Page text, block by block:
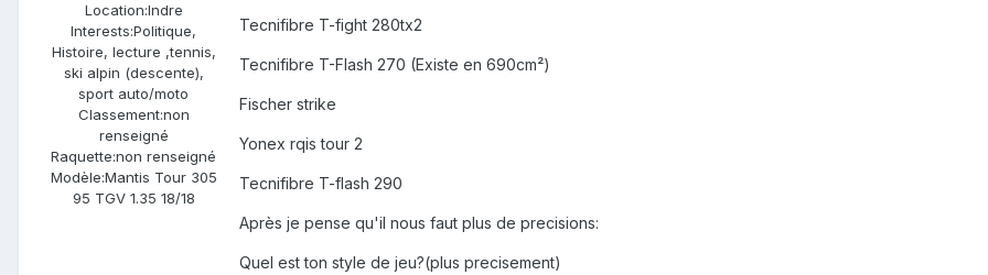
Location:Indre
Interests:Politique,
Histoire, lecture ,tennis,
ski alpin (descente),
sport auto/moto
Classement:non
renseigné
Raquette:non renseigné
Modèle:Mantis Tour 305
95 TGV 1.35 18/18
Tecnifibre T-fight 280tx2
Tecnifibre T-Flash 270 (Existe en 690cm²)
Fischer strike
Yonex rqis tour 2
Tecnifibre T-flash 290
Après je pense qu'il nous faut plus de precisions:
Quel est ton style de jeu?(plus precisement)